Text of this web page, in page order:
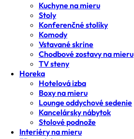
Kuchyne na mieru
Stoly
Konferenčné stolíky
Komody
Vstavané skrine
Chodbové zostavy na mieru
TV steny
Horeka
Hotelová izba
Boxy na mieru
Lounge oddychové sedenie
Kancelársky nábytok
Stolové podnože
Interiéry na mieru